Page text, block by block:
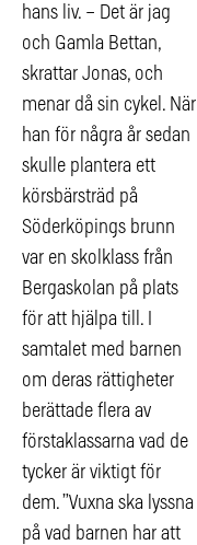
hans liv. – Det är jag
och Gamla Bettan,
skrattar Jonas, och
menar då sin cykel. När
han för några år sedan
skulle plantera ett
körsbärsträd på
Söderköpings brunn
var en skolklass från
Bergaskolan på plats
för att hjälpa till. I
samtalet med barnen
om deras rättigheter
berättade flera av
förstaklassarna vad de
tycker är viktigt för
dem. ”Vuxna ska lyssna
på vad barnen har att